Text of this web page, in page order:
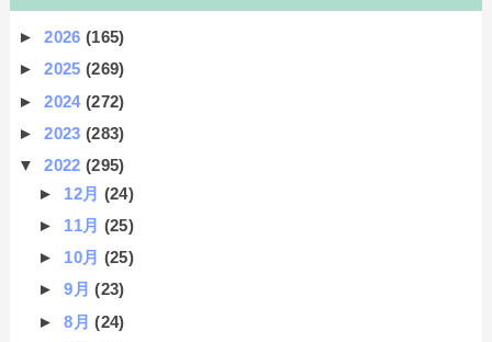
►2026(165)
►2025(269)
►2024(272)
►2023(283)
▼2022(295)
► 12月 (24)
► 11月 (25)
► 10月 (25)
►9月(23)
►8月(24)